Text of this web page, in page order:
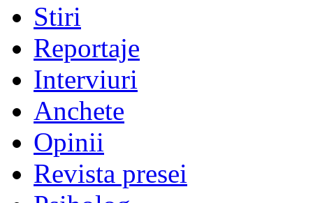
Stiri
Reportaje
Interviuri
Anchete
Opinii
Revista presei